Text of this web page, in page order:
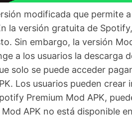
modificada que permite
la versión gratuita de
Sin embargo, la versión
a los usuarios la descarga
solo se puede acceder
Los usuarios pueden
Premium Mod APK,
APK no está disponible